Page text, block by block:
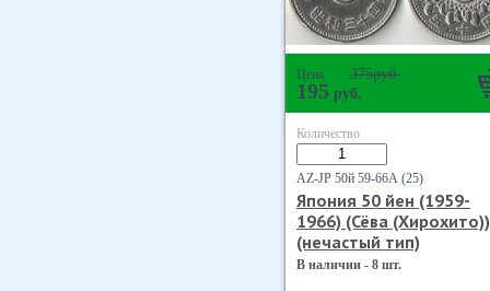
Цена 375руб.
195 руб.
Количество
AZ-JP 50й 59-66А (25)
Япония 50 йен (1959-
1966) (Сёва (Хирохито))
(нечастый тип)
В наличии - 8 шт.